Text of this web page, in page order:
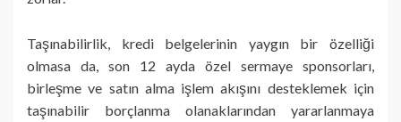
Taşınabilirlik, kredi belgelerinin yaygın bir özelliği
olmasa da, son 12 ayda özel sermaye sponsorları,
birleşme ve satın alma işlem akışını desteklemek için
taşınabilir borçlanma olanaklarından yararlanmaya